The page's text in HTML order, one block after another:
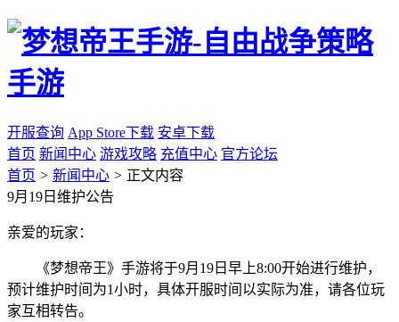
开服查询 App Store下载 安卓下载
首页 新闻中心 游戏攻略 充值中心 官方论坛
首页 > 新闻中心 > 正文内容
9月19日维护公告
亲爱的玩家：
《梦想帝王》手游将于9月19日早上8:00开始进行维护，
预计维护时间为1小时，具体开服时间以实际为准，请各位玩
家互相转告。